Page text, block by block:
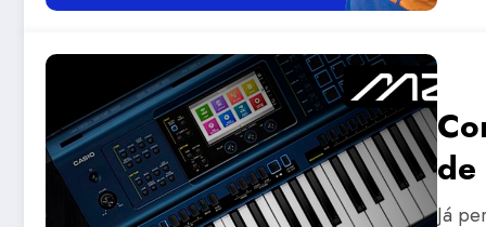
de
Já